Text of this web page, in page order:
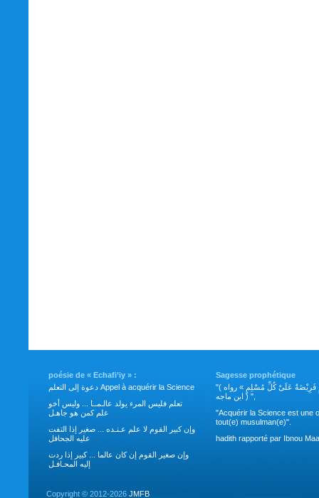
poésie de « Echafi’iy » :
دعوة إلى التعلم Appel à acquérir la Science
تعلم فليس المرء يولد عالـمــا ... وليس أخو
علم كمن هو جاهـل
وإن كبير القوم لا علم عـنـده ... صغير إذا التفت
عليه الجحافل
وإن صغير القوم إن كان عالما ... كبير إذا ردت
إليه المحـافـل
Sagesse prophétique
"( طَلَبُ العِلْمِ فَرِيْضَةٌ عَلَىْ كُلِّ مُسْلِمٍ » رواه
ابن ماجه ) ",
"Acquérir la Science est une
tout(e) musulman(e)".
hadith rapporté par Ibnou
Copyright © 2012-2026 JMFB